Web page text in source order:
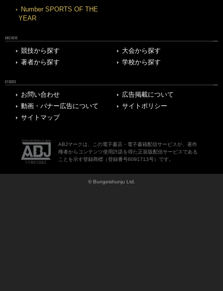
Number SPORTS OF THE
YEAR
ARCHIVE
競技から探す
大会から探す
著者から探す
学校から探す
OTHERS
お問い合わせ
広告掲載について
動画・バナー広告について
サイトポリシー
サイトマップ
ABJマークは、この電子書店・電子書籍配信サービスが、著作
権者からコンテンツ使用許諾を得た正規版配信サービスである
ことを示す登録商標（登録番号6091713号）です。
© Bungeishunju Ltd.